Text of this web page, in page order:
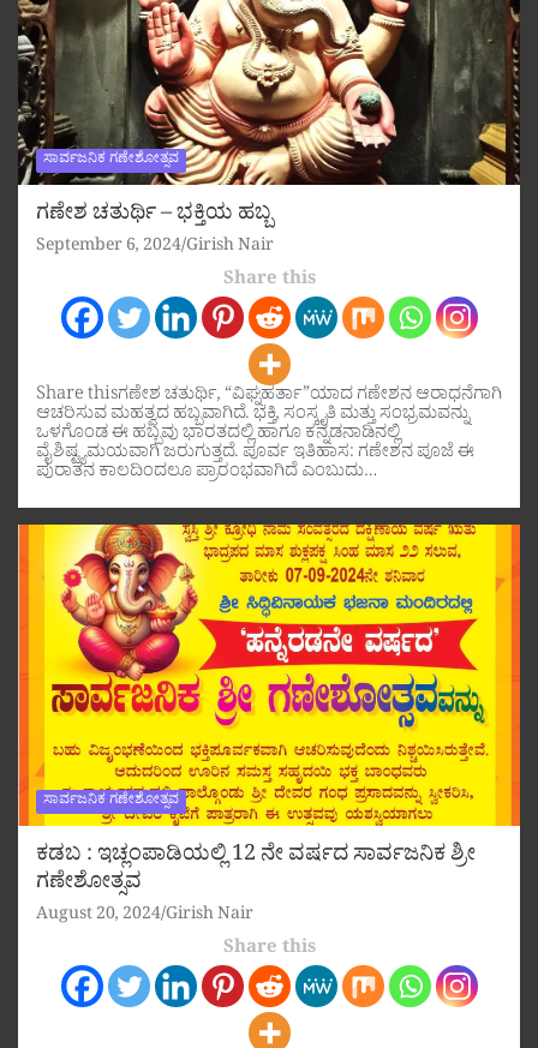
ಸಾರ್ವಜನಿಕ ಗಣೇಶೋತ್ಸವ
ಗಣೇಶ ಚತುರ್ಥಿ – ಭಕ್ತಿಯ ಹಬ್ಬ
September 6, 2024 Girish Nair
Share this
Share thisಗಣೇಶ ಚತುರ್ಥಿ, “ವಿಘ್ನಹರ್ತಾ”ಯಾದ ಗಣೇಶನ ಆರಾಧನೆಗಾಗಿ
ಆಚರಿಸುವ ಮಹತ್ವದ ಹಬ್ಬವಾಗಿದೆ. ಭಕ್ತಿ, ಸಂಸ್ಕೃತಿ ಮತ್ತು ಸಂಭ್ರಮವನ್ನು
ಒಳಗೊಂಡ ಈ ಹಬ್ಬವು ಭಾರತದಲ್ಲಿ ಹಾಗೂ ಕನ್ನಡನಾಡಿನಲ್ಲಿ
ವೈಶಿಷ್ಟ್ಯಮಯವಾಗಿ ಜರುಗುತ್ತದೆ. ಪೂರ್ವ ಇತಿಹಾಸ: ಗಣೇಶನ ಪೂಜೆ ಈ
ಪುರಾತನ ಕಾಲದಿಂದಲೂ ಪ್ರಾರಂಭವಾಗಿದೆ ಎಂಬುದು…
ಸಾರ್ವಜನಿಕ ಗಣೇಶೋತ್ಸವ
ಕಡಬ : ಇಚ್ಲಂಪಾಡಿಯಲ್ಲಿ 12 ನೇ ವರ್ಷದ ಸಾರ್ವಜನಿಕ ಶ್ರೀ
ಗಣೇಶೋತ್ಸವ
August 20, 2024 Girish Nair
Share this